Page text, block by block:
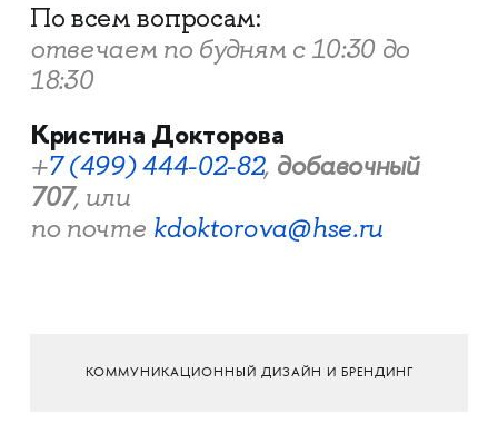
По всем вопросам:
отвечаем по будням с 10:30 до
18:30
Кристина Докторова
+7 (499) 444-02-82, добавочный
707, или
по почте kdoktorova@hse.ru
КОММУНИКАЦИОННЫЙ ДИЗАЙН И БРЕНДИНГ